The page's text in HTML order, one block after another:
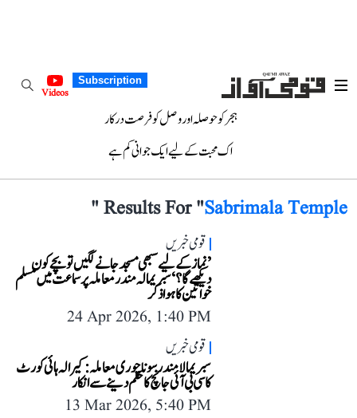
Subscription
Videos
ہجر کو حوصلہ اور وصل کو فرصت درکار
اک محبت کے لیے ایک جوانی کم ہے
Results For "Sabrimala Temple
"
قومی خبریں
’نماز کے لیے سبھی مسجد جانے لگیں تو بچے کون
دیکھے گا؟‘ سبریمالہ مندر معاملہ پر سماعت میں مسلم
خواتین کا ہوا ذکر
24 Apr 2026, 1:40 PM
قومی خبریں
سبریمالا مندر سونا چوری معاملہ: کیرالہ ہائی کورٹ
کا سی بی آئی جانچ کا حکم دینے سے انکار
13 Mar 2026, 5:40 PM